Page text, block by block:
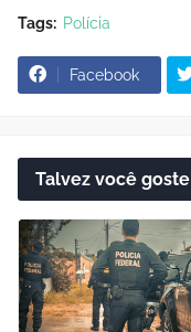
Tags: Polícia
Facebook
Talvez você goste